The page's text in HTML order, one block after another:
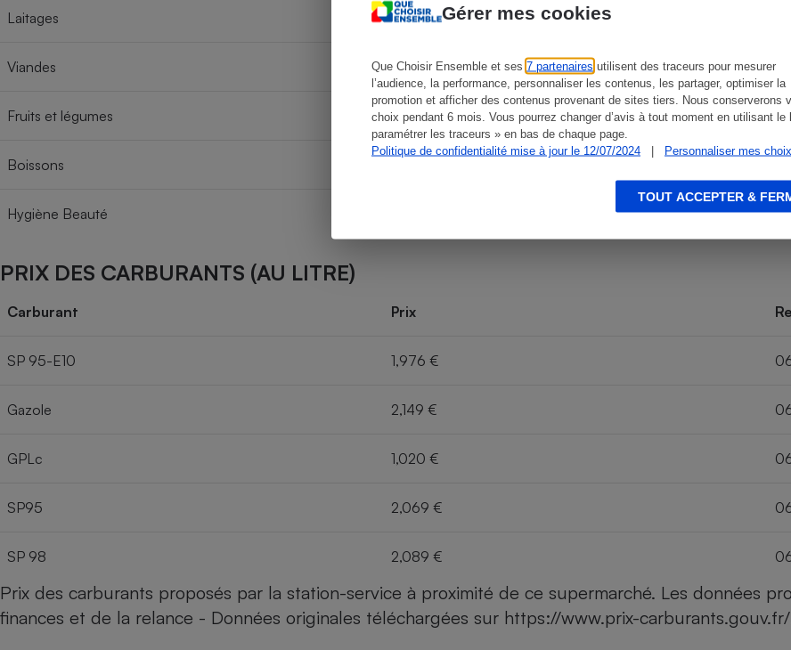
Gérer mes cookies
Que Choisir Ensemble et ses 7 partenaires utilisent des traceurs pour mesurer
l’audience, la performance, personnaliser les contenus, les partager, optimiser la
promotion et afficher des contenus provenant de sites tiers. Nous conserverons
choix pendant 6 mois. Vous pourrez changer d’avis à tout moment en utilisant le
paramétrer les traceurs » en bas de chaque page.
Politique de confidentialité mise à jour le 12/07/2024
| Personnaliser mes choix
TOUT ACCEPTER &
Laitages
Viandes
Fruits et légumes
Boissons
Hygiène Beauté
PRIX DES CARBURANTS (AU LITRE)
Carburant Prix
SP 95-E10 1,976 €
Gazole 2,149 €
GPLc 1,020 €
SP95 2,069 €
SP 98 2,089 €
Prix des carburants proposés par la station-service à proximité de ce supermarché. Les données
finances et de la relance - Données originales téléchargées sur https://www.prix-carburants.gouv.fr/